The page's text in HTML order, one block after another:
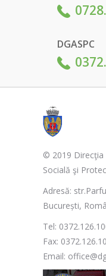
DGASPC
© 2019 Direcţia
Socială şi
Adresă:
București,
Tel:
Fax:
Email: